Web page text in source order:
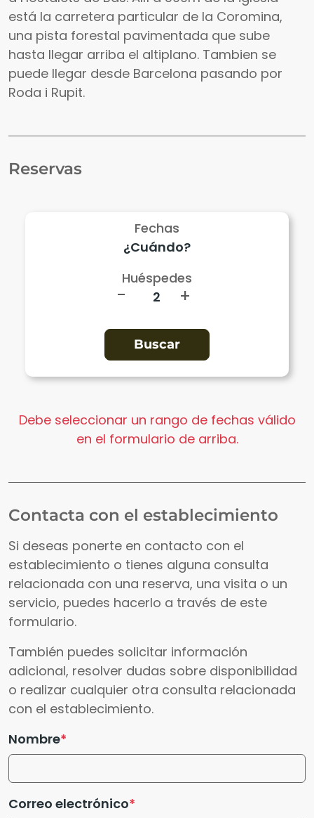
está la carretera particular de la Coromina,
una pista forestal pavimentada que sube
hasta llegar arriba el altiplano. Tambien se
puede llegar desde Barcelona pasando por
Roda i Rupit.
Reservas
Fechas
Huéspedes
- +
Debe seleccionar un rango de fechas válido
en el formulario de arriba.
Contacta con el establecimiento
Si deseas ponerte en contacto con el
establecimiento o tienes alguna consulta
relacionada con una reserva, una visita o un
servicio, puedes hacerlo a través de este
formulario.
También puedes solicitar información
adicional, resolver dudas sobre disponibilidad
o realizar cualquier otra consulta relacionada
con el establecimiento.
Nombre
Correo electrónico